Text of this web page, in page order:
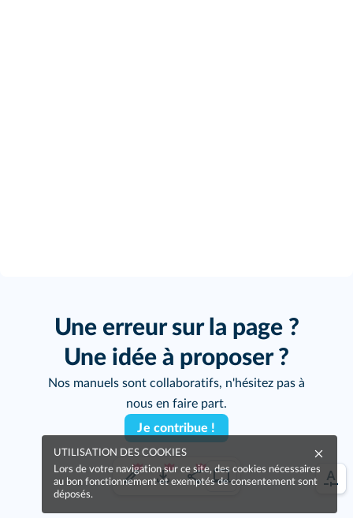
Une erreur sur la page ?
Une idée à proposer ?
Nos manuels sont collaboratifs, n'hésitez pas à
nous en faire part.
Je contribue !
UTILISATION DES COOKIES
Lors de votre navigation sur ce site, des cookies nécessaires
au bon fonctionnement et exemptés de consentement sont
déposés.